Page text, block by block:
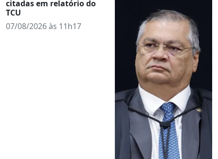
citadas em relatório do
TCU
07/08/2026 às 11h17